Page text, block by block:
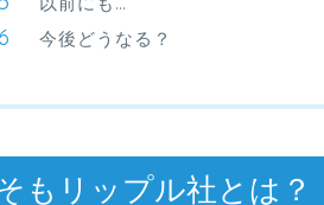
今後どうなる？
もリップル社とは？